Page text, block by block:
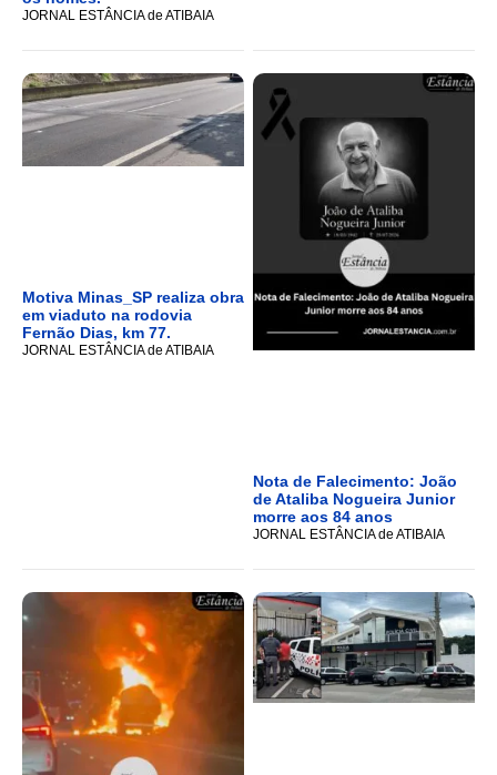
JORNAL ESTÂNCIA de ATIBAIA
Motiva Minas_SP realiza obra
em viaduto na rodovia
Fernão Dias, km 77.
JORNAL ESTÂNCIA de ATIBAIA
Nota de Falecimento: João
de Ataliba Nogueira Junior
morre aos 84 anos
JORNAL ESTÂNCIA de ATIBAIA